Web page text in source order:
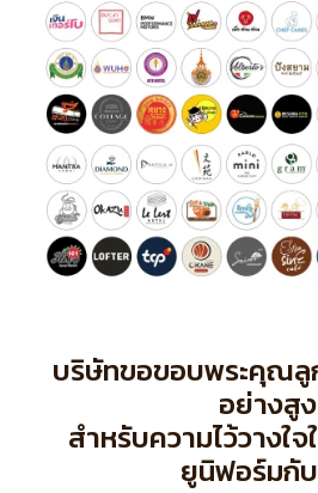
บริษัทขอขอบพระคุณลู
อย่างสูง
สำหรับความไว้วางใ
ยูนิฟอร์มกับ